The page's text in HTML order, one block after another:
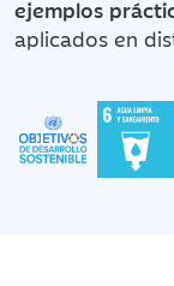
ejemplos
aplicados en